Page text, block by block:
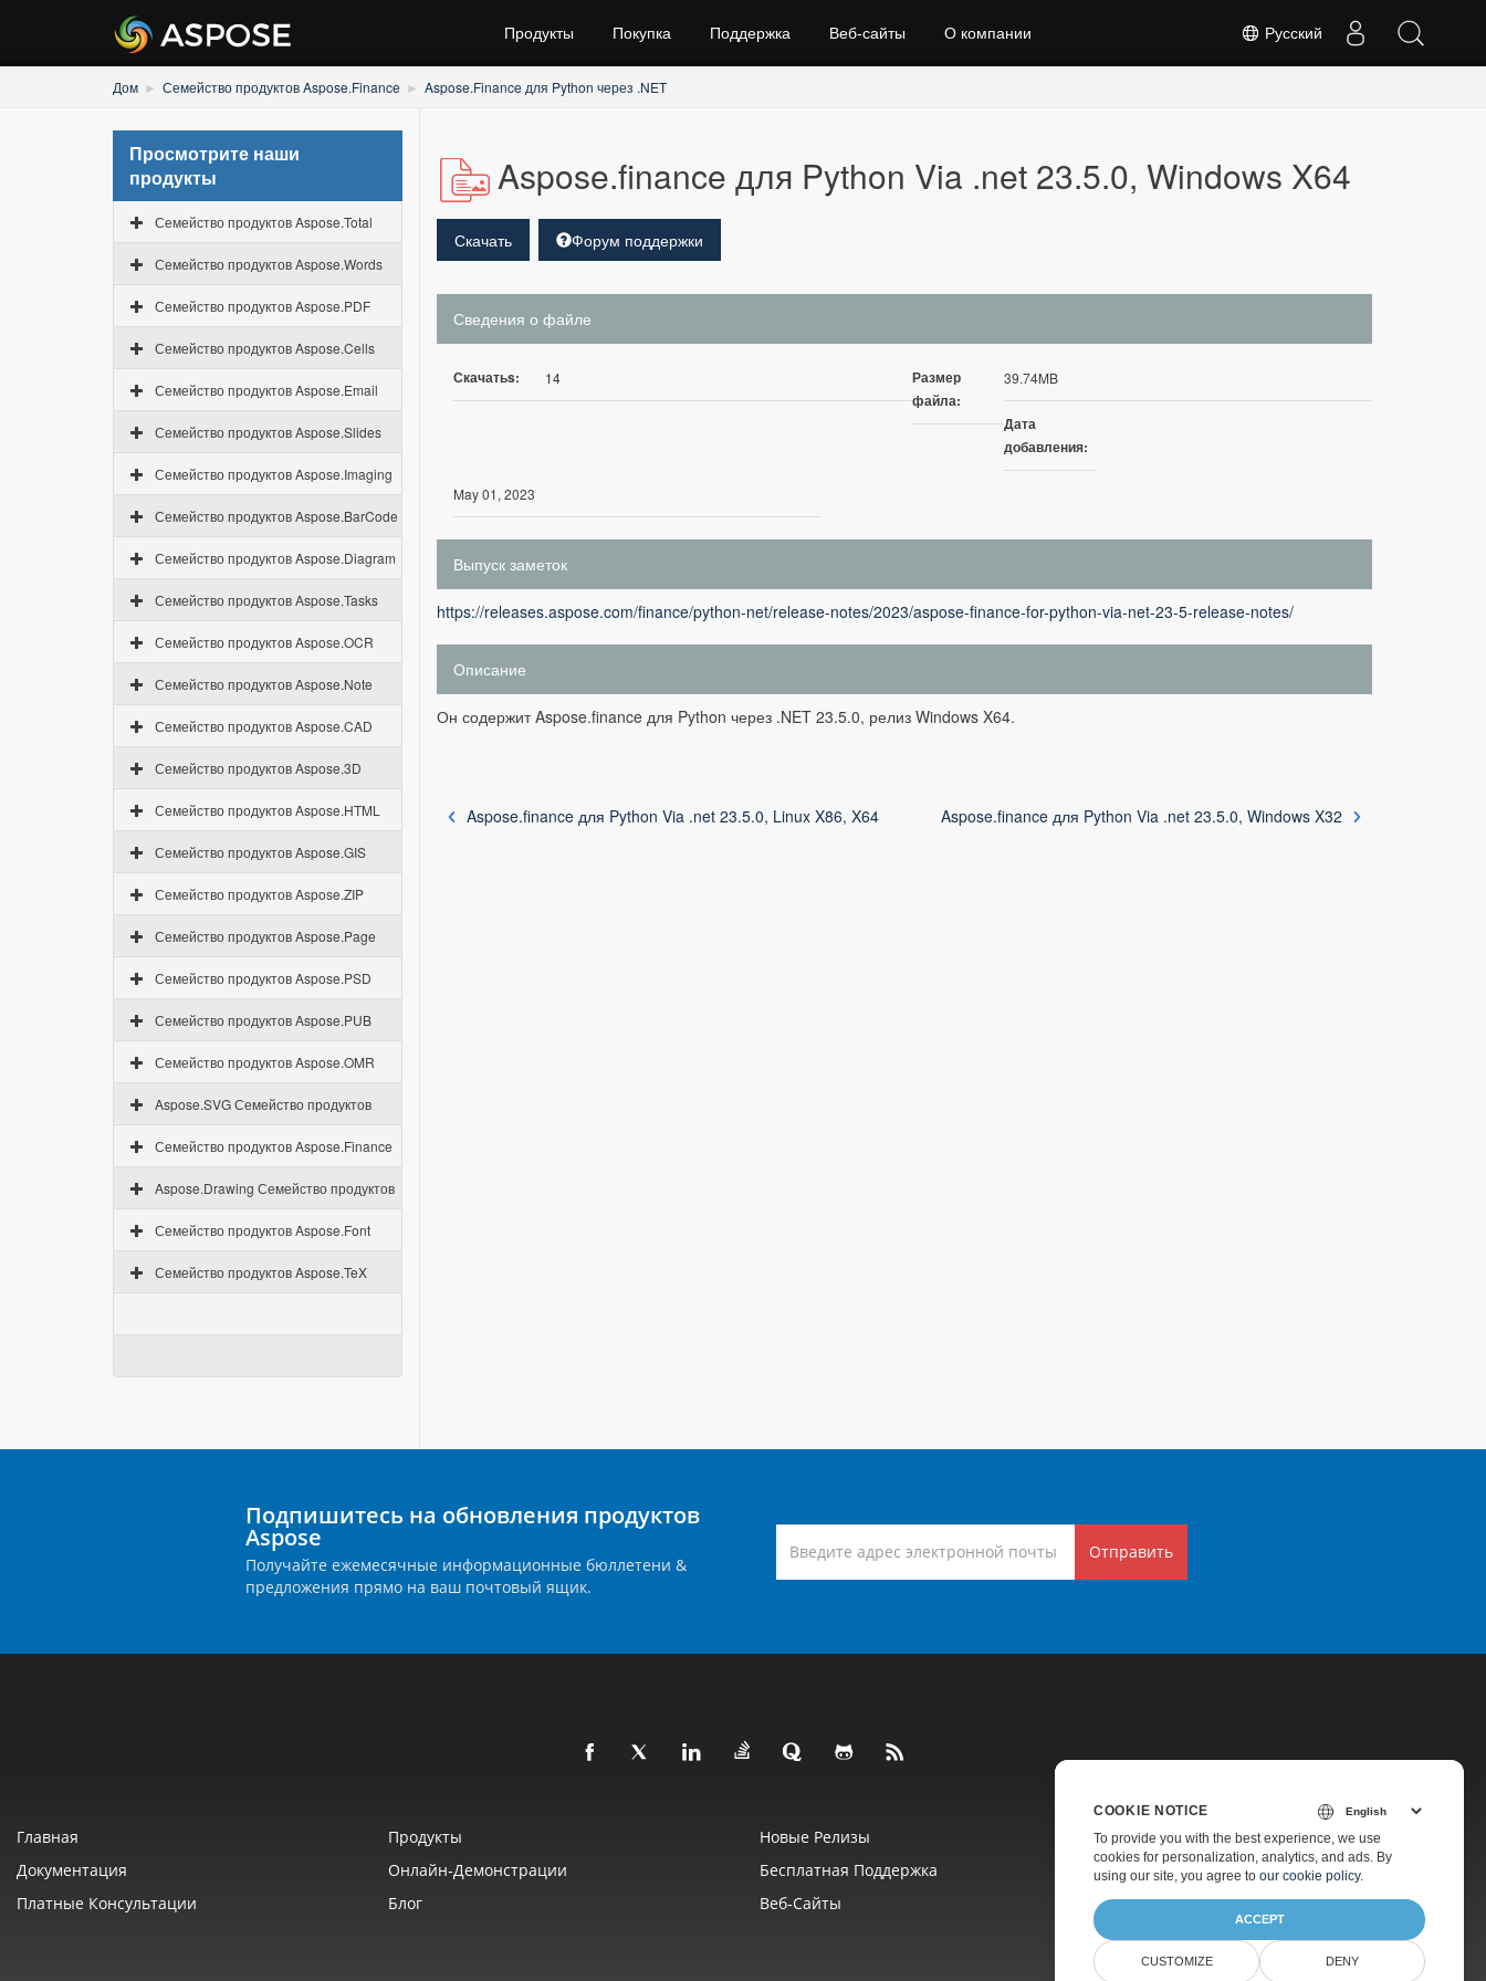
Русский
Продукты Покупка Поддержка Веб‑сайты О компании
Дом Семейство продуктов Aspose.Finance Aspose.Finance для Python через .NET
Просмотрите наши
продукты
Семейство продуктов Aspose.Total
Семейство продуктов Aspose.Words
Семейство продуктов Aspose.PDF
Семейство продуктов Aspose.Cells
Семейство продуктов Aspose.Email
Семейство продуктов Aspose.Slides
Семейство продуктов Aspose.Imaging
Семейство продуктов Aspose.BarCode
Семейство продуктов Aspose.Diagram
Семейство продуктов Aspose.Tasks
Семейство продуктов Aspose.OCR
Семейство продуктов Aspose.Note
Семейство продуктов Aspose.CAD
Семейство продуктов Aspose.3D
Семейство продуктов Aspose.HTML
Семейство продуктов Aspose.GIS
Семейство продуктов Aspose.ZIP
Семейство продуктов Aspose.Page
Семейство продуктов Aspose.PSD
Семейство продуктов Aspose.PUB
Семейство продуктов Aspose.OMR
Aspose.SVG Семейство продуктов
Семейство продуктов Aspose.Finance
Aspose.Drawing Семейство продуктов
Семейство продуктов Aspose.Font
Семейство продуктов Aspose.TeX
Aspose.finance для Python Via .net 23.5.0, Windows X64
Скачать Форум поддержки
Сведения о файле
Скачатьs: 14
Размер
файла:
39.74MB
Дата
добавления:
May 01, 2023
Выпуск заметок
https://releases.aspose.com/finance/python-net/release-notes/2023/aspose-finance-for-python-via-net-23-5-release-notes/
Описание
Он содержит Aspose.finance для Python через .NET 23.5.0, релиз Windows X64.
Aspose.finance для Python Via .net 23.5.0, Linux X86, X64 Aspose.finance для Python Via .net 23.5.0, Windows X32
Подпишитесь на обновления продуктов
Aspose
Получайте ежемесячные информационные бюллетени &
предложения прямо на ваш почтовый ящик.
Отправить
Главная Продукты Новые Релизы
Цены
Документация
Онлайн‑демонстрации Бесплатная Поддержка
Платная Поддержка
Платные Консультации
Блог Веб‑сайты О Компании
COOKIE NOTICE
To provide you with the best experience, we use
cookies for personalization, analytics, and ads. By
using our site, you agree to our cookie policy.
ACCEPT
CUSTOMIZE DENY